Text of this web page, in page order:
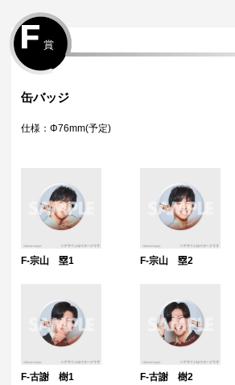
F 賞
缶バッジ
仕様：Φ76mm(予定)
F-宗山 塁1 F-宗山 塁2
F-古謝 樹1 F-古謝 樹2